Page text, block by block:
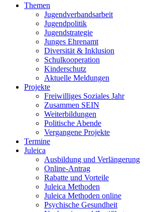
Themen
Jugendverbandsarbeit
Jugendpolitik
Jugendstrategie
Junges Ehrenamt
Diversität & Inklusion
Schulkooperation
Kinderschutz
Aktuelle Meldungen
Projekte
Freiwilliges Soziales Jahr
Zusammen SEIN
Weiterbildungen
Politische Abende
Vergangene Projekte
Termine
Juleica
Ausbildung und Verlängerung
Online-Antrag
Rabatte und Vorteile
Juleica Methoden
Juleica Methoden online
Psychische Gesundheit